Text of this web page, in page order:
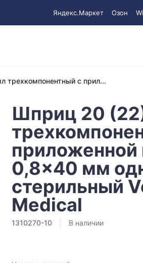
Яндекс.Маркет Озон
трехкомпонентный с прил...
Шприц 20
приложенной
0,8x40 мм
стерильный
Medical
1310270-10 В наличии